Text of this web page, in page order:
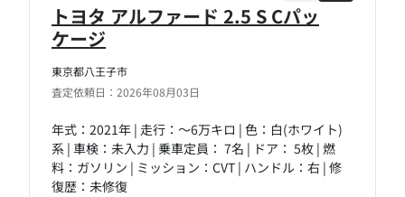
東京都八王子市
査定依頼日：2026年08月03日
トヨタ アルファード 2.5 S Cパッ
ケージ
年式：2021年 | 走行：～6万キロ | 色：白(ホワイト)
系 | 車検：未入力 | 乗車定員： 7名 | ドア： 5枚 | 燃
料：ガソリン | ミッション：CVT | ハンドル：右 | 修
復歴：未修復